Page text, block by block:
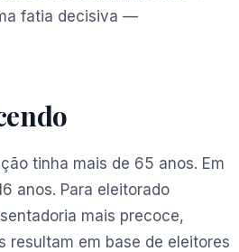
fatia decisiva —
tinha mais de 65 anos. Em
anos. Para eleitorado
mais precoce,
resultam em base de eleitores